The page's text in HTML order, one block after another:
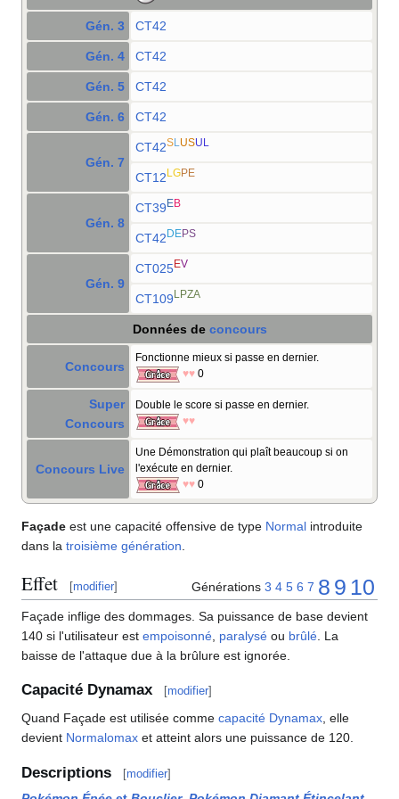
Gén. 3 CT42
Gén. 4 CT42
Gén. 5 CT42
Gén. 6 CT42
Gén. 7
CT42S USUL
CT12 LGPE
Gén. 8
CT39 EB
CT42 DEPS
Gén. 9
CT025EV
CT109 LPZA
Données de concours
Concours
Fonctionne mieux si passe en dernier.
♥♥ 0
Super
Concours
Double le score si passe en dernier.
♥♥
Concours Live
Une Démonstration qui plaît beaucoup si on
l'exécute en dernier.
♥♥ 0
Façade est une capacité offensive de type Normal introduite
dans la troisième génération
Effet [modifier] Générations 3 4 5 6 7 8 9 10
Façade inflige des dommages. Sa puissance de base devient
140 si l'utilisateur est empoisonné paralysé ou brûlé . La
baisse de l'attaque due à la brûlure est ignorée.
Capacité Dynamax [modifier]
Quand Façade est utilisée comme capacité Dynamax, elle
devient Normalomax et atteint alors une puissance de 120.
Descriptions [modifier]